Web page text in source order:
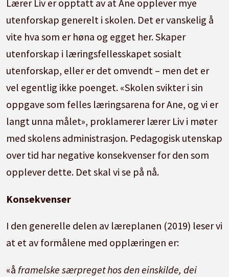
Lærer Liv er opptatt av at Ane opplever mye
utenforskap generelt i skolen. Det er vanskelig å
vite hva som er høna og egget her.Skaper
utenforskap i læringsfellesskapet sosialt
utenforskap, eller er det omvendt – men det er
vel egentlig ikke poenget. «Skolen svikter i sin
oppgave som felles læringsarena for Ane, og vi er
langt unna målet», proklamerer lærer Liv i møter
med skolens administrasjon. Pedagogisk utenskap
over tid har negative konsekvenser for den som
opplever dette. Det skal vi se på nå.
Konsekvenser
I den generelle delen av læreplanen (2019) leser vi
at et av formålene med opplæringen er:
«å framelske særpreget hos den einskilde, dei